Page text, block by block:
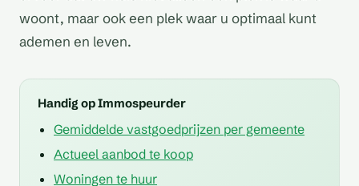
woont, maar ook een plek waar u optimaal kunt
ademen en leven.
Handig op Immospeurder
Gemiddelde vastgoedprijzen per gemeente
Actueel aanbod te koop
Woningen te huur